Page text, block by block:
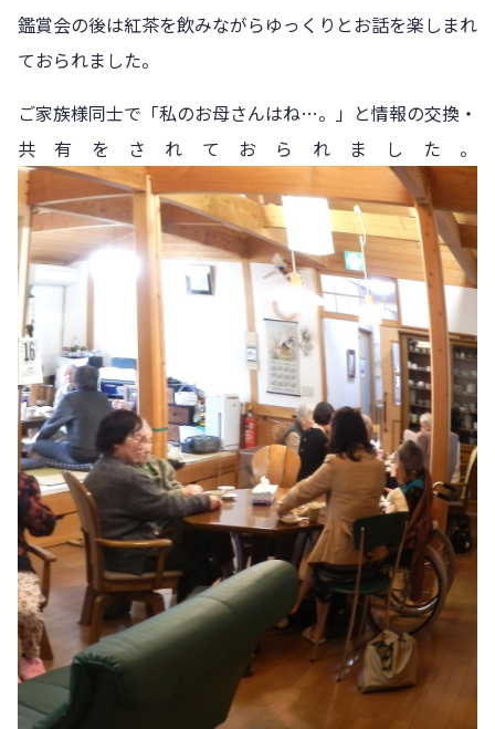
鑑賞会の後は紅茶を飲みながらゆっくりとお話を楽しまれ
ておられました。
ご家族様同士で「私のお母さんはね…。」と情報の交換・
共有をされておられました。